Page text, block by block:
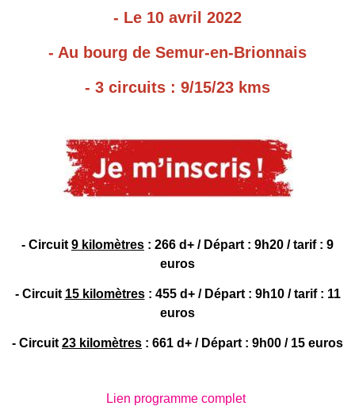
- Le 10 avril 2022
- Au bourg de Semur-en-Brionnais
- 3 circuits : 9/15/23 kms
- Circuit 9 kilomètres : 266 d+ / Départ : 9h20 / tarif : 9
euros
- Circuit 15 kilomètres: 455 d+ / Départ : 9h10 / tarif : 11
euros
- Circuit 23 kilomètres : 661 d+ / Départ : 9h00 / 15 euros
Lien programme complet